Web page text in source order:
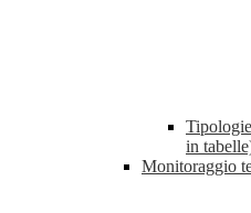
in
Monitoraggio